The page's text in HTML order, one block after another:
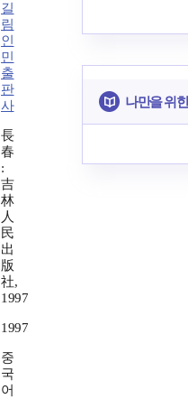
길
림
인
민
출
판
사
長
春
:
吉
林
人
民
出
版
社,
1997
1997
중
국
어
나만을 위